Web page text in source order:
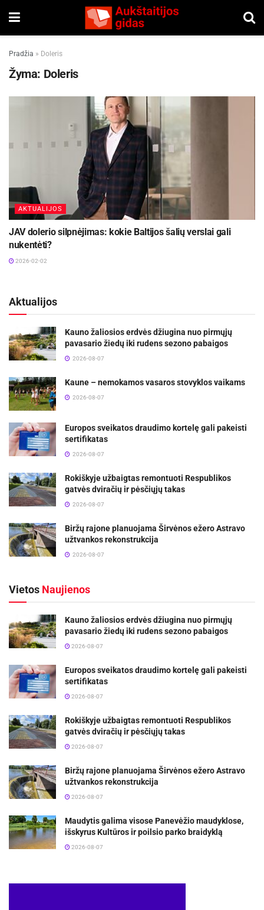
Pradžia » Doleris
Žyma: Doleris
AKTUALIJOS
JAV dolerio silpnėjimas: kokie Baltijos šalių verslai gali
nukentėti?
2026-02-02
Aktualijos
Kauno žaliosios erdvės džiugina nuo pirmųjų
pavasario žiedų iki rudens sezono pabaigos
2026-08-07
Kaune – nemokamos vasaros stovyklos vaikams
2026-08-07
Europos sveikatos draudimo kortelę gali pakeisti
sertifikatas
2026-08-07
Rokiškyje užbaigtas remontuoti Respublikos
gatvės dviračių ir pėsčiųjų takas
2026-08-07
Biržų rajone planuojama Širvėnos ežero Astravo
užtvankos rekonstrukcija
2026-08-07
Vietos Naujienos
Kauno žaliosios erdvės džiugina nuo pirmųjų
pavasario žiedų iki rudens sezono pabaigos
2026-08-07
Europos sveikatos draudimo kortelę gali pakeisti
sertifikatas
2026-08-07
Rokiškyje užbaigtas remontuoti Respublikos
gatvės dviračių ir pėsčiųjų takas
2026-08-07
Biržų rajone planuojama Širvėnos ežero Astravo
užtvankos rekonstrukcija
2026-08-07
Maudytis galima visose Panevėžio maudyklose,
išskyrus Kultūros ir poilsio parko braidyklą
2026-08-07